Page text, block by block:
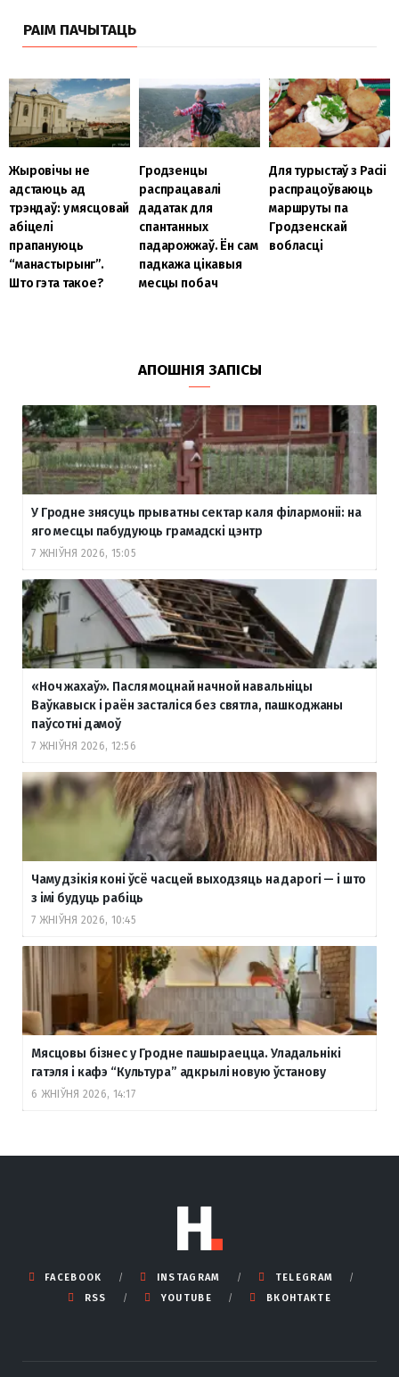
РАІМ ПАЧЫТАЦЬ
Жыровічы не
адстаюць ад
трэндаў: у мясцовай
абіцелі
прапануюць
“манастырынг”.
Што гэта такое?
Гродзенцы
распрацавалі
дадатак для
спантанных
падарожжаў. Ён сам
падкажа цікавыя
месцы побач
Для турыстаў з Расіі
распрацоўваюць
маршруты па
Гродзенскай
вобласці
АПОШНІЯ ЗАПІСЫ
У Гродне знясуць прыватны сектар каля філармоніі: на
яго месцы пабудуюць грамадскі цэнтр
7 ЖНІЎНЯ 2026, 15:05
«Ноч жахаў». Пасля моцнай начной навальніцы
Ваўкавыск і раён засталіся без святла, пашкоджаны
паўсотні дамоў
7 ЖНІЎНЯ 2026, 12:56
Чаму дзікія коні ўсё часцей выходзяць на дарогі — і што
з імі будуць рабіць
7 ЖНІЎНЯ 2026, 10:45
Мясцовы бізнес у Гродне пашыраецца. Уладальнікі
гатэля і кафэ “Культура” адкрылі новую ўстанову
6 ЖНІЎНЯ 2026, 14:17
FACEBOOK INSTAGRAM
TELEGRAM
RSS
YOUTUBE ВКОНТАКТЕ